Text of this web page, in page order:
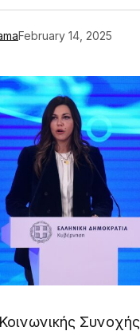
February 14, 2025
Συνοχής